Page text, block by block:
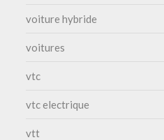
voiture hybride
voitures
vtc
vtc electrique
vtt